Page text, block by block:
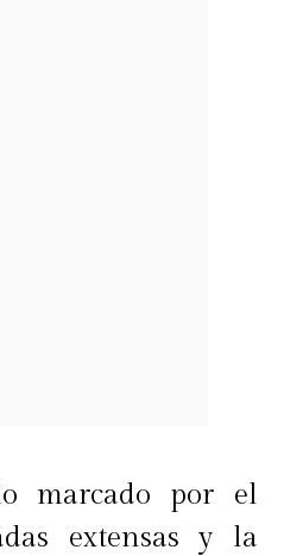
marcado por el
extensas y la